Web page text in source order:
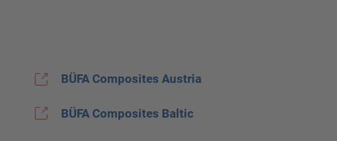
BÜFA Composites Austria
BÜFA Composites Baltic